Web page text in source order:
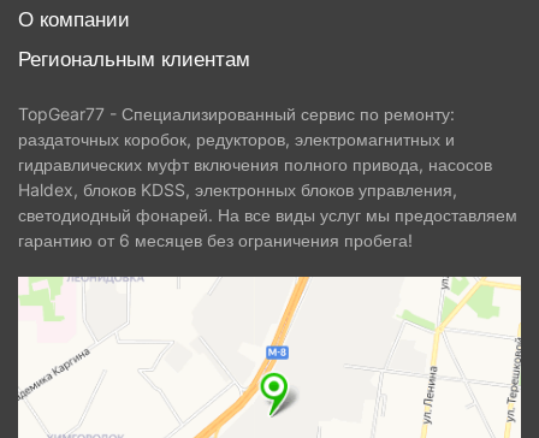
О компании
Региональным клиентам
TopGear77 - Специализированный сервис по ремонту:
раздаточных коробок, редукторов, электромагнитных и
гидравлических муфт включения полного привода, насосов
Haldex, блоков KDSS, электронных блоков управления,
светодиодный фонарей. На все виды услуг мы предоставляем
гарантию от 6 месяцев без ограничения пробега!